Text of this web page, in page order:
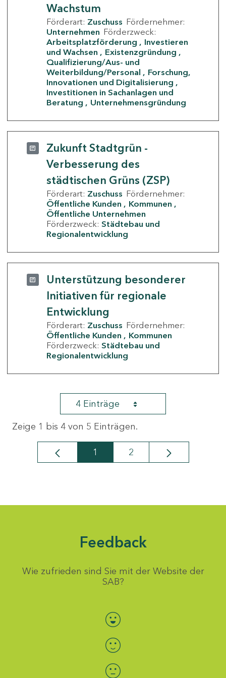
Wachstum
Förderart: Zuschuss Fördernehmer:
Unternehmen Förderzweck:
Arbeitsplatzförderung
Investieren
und Wachsen
Existenzgründung
Qualifizierung/Aus- und
Weiterbildung/Personal
Forschung,
Innovationen und Digitalisierung
Investitionen in Sachanlagen und
Beratung
Unternehmensgründung
Zukunft Stadtgrün -
Verbesserung des
städtischen Grüns (ZSP)
Förderart: Zuschuss Fördernehmer:
Öffentliche Kunden
Kommunen
Öffentliche Unternehmen
Förderzweck: Städtebau und
Regionalentwicklung
Unterstützung besonderer
Initiativen für regionale
Entwicklung
Förderart: Zuschuss Fördernehmer:
Öffentliche Kunden
Kommunen
Förderzweck: Städtebau und
Regionalentwicklung
4 Einträge
Zeige 1 bis 4 von 5 Einträgen.
Seite
1 Seite
2
Feedback
Wie zufrieden sind Sie mit der Website der
SAB?
Bewertung auswählen